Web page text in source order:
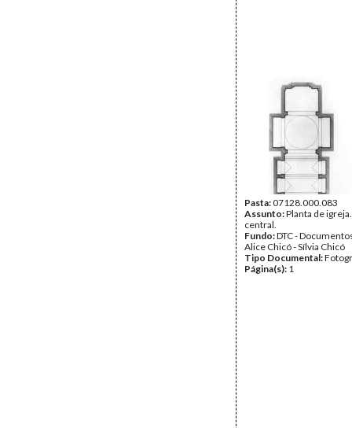
Pasta:07128.000.083
Assunto:Planta de
central.
Fundo:DTC -
Alice Chicó - Sílvia Chicó
Tipo Documental:
Página(s): 1